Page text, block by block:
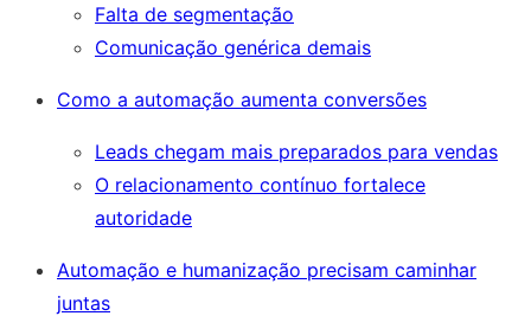
Falta de segmentação
Comunicação genérica demais
Como a automação aumenta conversões
Leads chegam mais preparados para vendas
O relacionamento contínuo fortalece
autoridade
Automação e humanização precisam caminhar
juntas